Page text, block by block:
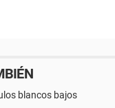
blancos bajos